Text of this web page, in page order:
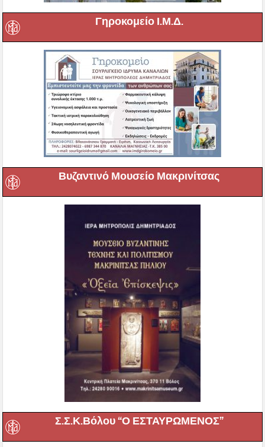
Γηροκομείο Ι.Μ.Δ.
Βυζαντινό Μουσείο Μακρινίτσας
Σ.Σ.Κ.Βόλου “Ο ΕΣΤΑΥΡΩΜΕΝΟΣ”